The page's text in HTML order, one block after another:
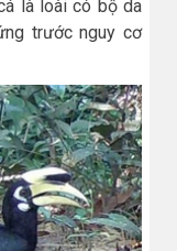
là loài có bộ da
trước nguy cơ